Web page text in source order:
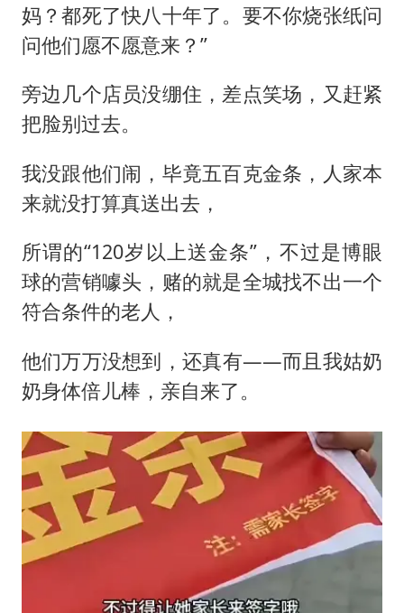
妈？都死了快八十年了。要不你烧张纸问
问他们愿不愿意来？”
旁边几个店员没绷住，差点笑场，又赶紧
把脸别过去。
我没跟他们闹，毕竟五百克金条，人家本
来就没打算真送出去，
所谓的“120岁以上送金条”，不过是博眼
球的营销噱头，赌的就是全城找不出一个
符合条件的老人，
他们万万没想到，还真有——而且我姑奶
奶身体倍儿棒，亲自来了。